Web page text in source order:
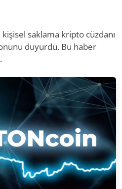
kişisel saklama kripto cüzdanı
duyurdu. Bu haber